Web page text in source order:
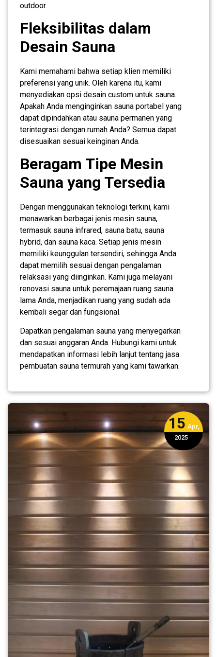
outdoor.
Fleksibilitas dalam
Desain Sauna
Kami memahami bahwa setiap klien memiliki
preferensi yang unik. Oleh karena itu, kami
menyediakan opsi desain custom untuk sauna.
Apakah Anda menginginkan sauna portabel yang
dapat dipindahkan atau sauna permanen yang
terintegrasi dengan rumah Anda? Semua dapat
disesuaikan sesuai keinginan Anda.
Beragam Tipe Mesin
Sauna yang Tersedia
Dengan menggunakan teknologi terkini, kami
menawarkan berbagai jenis mesin sauna,
termasuk sauna infrared, sauna batu, sauna
hybrid, dan sauna kaca. Setiap jenis mesin
memiliki keunggulan tersendiri, sehingga Anda
dapat memilih sesuai dengan pengalaman
relaksasi yang diinginkan. Kami juga melayani
renovasi sauna untuk peremajaan ruang sauna
lama Anda, menjadikan ruang yang sudah ada
kembali segar dan fungsional.
Dapatkan pengalaman sauna yang menyegarkan
dan sesuai anggaran Anda. Hubungi kami untuk
mendapatkan informasi lebih lanjut tentang jasa
pembuatan sauna termurah yang kami tawarkan.
15 Apr,
2025